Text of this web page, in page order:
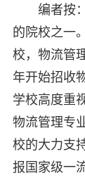
编者按
的院校之一
校，物流管
年开始招收
学校高度重
物流管理专
校的大力支
报国家级一